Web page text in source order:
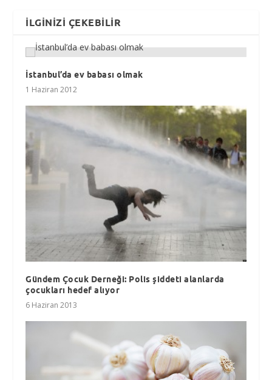
İLGINIZI ÇEKEBILIR
İstanbul’da ev babası olmak
1 Haziran 2012
Gündem Çocuk Derneği: Polis şiddeti alanlarda
çocukları hedef alıyor
6 Haziran 2013